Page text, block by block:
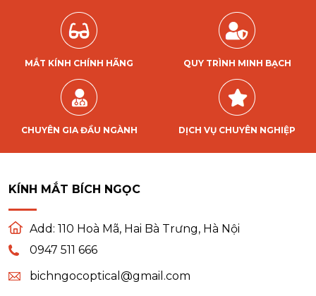
MẮT KÍNH CHÍNH HÃNG QUY TRÌNH MINH BẠCH
CHUYÊN GIA ĐẦU NGÀNH DỊCH VỤ CHUYÊN NGHIỆP
KÍNH MẮT BÍCH NGỌC
Add: 110 Hoà Mã, Hai Bà Trưng, Hà Nội
0947 511 666
bichngocoptical@gmail.com